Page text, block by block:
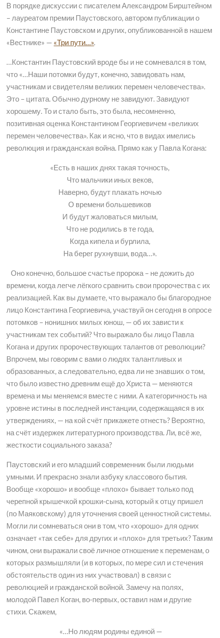
В порядке дискуссии с писателем Александром Бирштейном
– лауреатом премии Паустовского, автором публикации о
Константине Паустовском и других, опубликованной в нашем
«Вестнике» — «Три пути…».
…Константин Паустовский вроде бы и не сомневался в том,
что «…Наши потомки будут, конечно, завидовать нам,
участникам и свидетелям великих перемен человечества».
Это – цитата. Обычно дурному не завидуют. Завидуют
хорошему. То и стало быть, это была, несомненно,
позитивная оценка Константином Георгиевичем «великих
перемен человечества». Как и ясно, что в видах имелись
революция и гражданская война. Прямо как у Павла Когана:
«Есть в наших днях такая точность,
Что мальчики иных веков,
Наверно, будут плакать ночью
О времени большевиков
И будут жаловаться милым,
Что не родились в те года,
Когда кипела и бурлила,
На берег рухнувши, вода…».
Оно конечно, большое счастье пророка – не дожить до
времени, когда легче лёгкого сравнить свои пророчества с их
реализацией. Как вы думаете, что выражало бы благородное
лицо Константина Георгиевича, участвуй он сегодня в опросе
потомков – нонишних милых юнош, — об их зависти к
участникам тех событий? Что выражало бы лицо Павла
Когана и других пророчествующих талантов от революции?
Впрочем, мы говорим с вами о людях талантливых и
образованных, а следовательно, едва ли не знавших о том,
что было известно древним ещё до Христа — меняются
времена и мы меняемся вместе с ними. А категоричность на
уровне истины в последней инстанции, содержащаяся в их
утверждениях, — на кой счёт прикажете отнесть? Вероятно,
на счёт издержек литературного производства. Ли, всё же,
жесткости социального заказа?
Паустовский и его младший современник были людьми
умными. И прекрасно знали азбуку классового бытия.
Вообще «хорошо» и вообще «плохо» бывает только под
черепной крышечкой крошки-сына, который к отцу пришел
(по Маяковскому) для уточнения своей ценностной системы.
Могли ли сомневаться они в том, что «хорошо» для одних
означает «так себе» для других и «плохо» для третьих? Таким
чином, они выражали своё личное отношение к переменам, о
которых размышляли (и в которых, по мере сил и стечения
обстоятельств один из них участвовал) в связи с
революцией и гражданской войной. Замечу на полях,
молодой Павел Коган, во-первых, оставил нам и другие
стихи. Скажем,
«…Но людям родины единой —